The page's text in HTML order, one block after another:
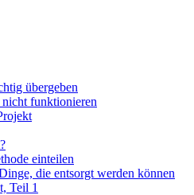
übergeben
funktionieren
einteilen
die entsorgt werden können
Teil 1